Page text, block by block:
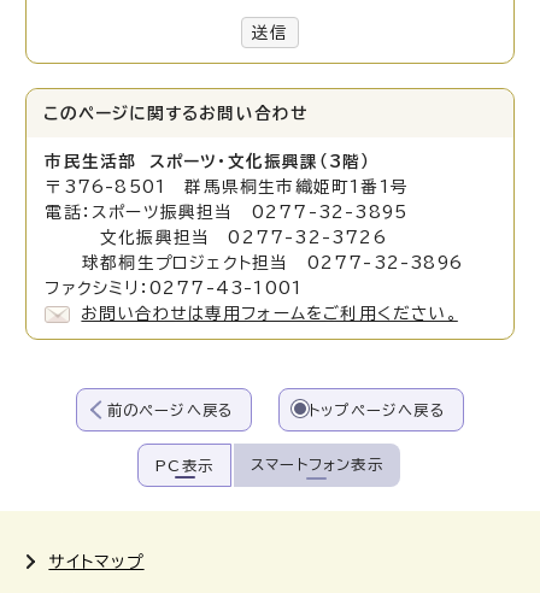
送信
このページに関する お問い合わせ
市民生活部 スポーツ・文化振興課（3階）
〒376-8501 群馬県桐生市織姫町1番1号
電話：スポーツ振興担当 0277-32-3895
文化振興担当 0277-32-3726
球都桐生プロジェクト担当 0277-32-3896
ファクシミリ：0277-43-1001
お問い合わせは専用フォームをご利用ください。
前のページへ戻る トップページへ戻る
PC表示 スマートフォン表示
サイトマップ